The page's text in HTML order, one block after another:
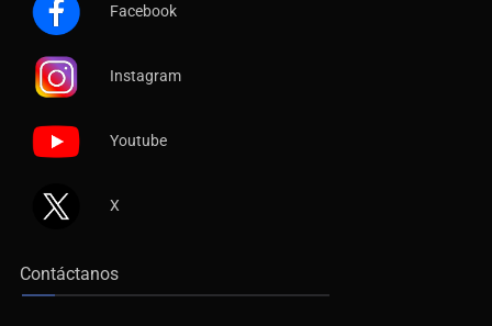
Facebook
Instagram
Youtube
X
Contáctanos